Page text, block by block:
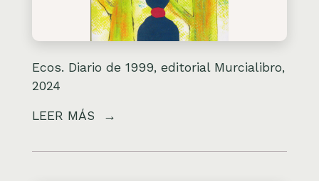
Ecos. Diario de 1999, editorial Murcialibro,
2024
LEER MÁS